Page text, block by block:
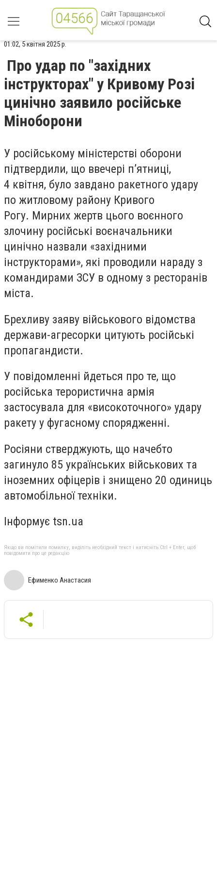
01:02, 5 квітня 2025 р.
Про удар по "західних
інструкторах" у Кривому Розі
цинічно заявило російське
Міноборони
У російському міністерстві оборони
підтвердили, що ввечері п’ятниці,
4 квітня, було завдано ракетного удару
по житловому району Кривого
Рогу. Мирних жертв цього воєнного
злочину російські воєначальники
цинічно назвали «західними
інструкторами», які проводили нараду з
командирами ЗСУ в одному з ресторанів
міста.
Брехливу заяву військового відомства
держави-агресорки цитують російські
пропагандисти.
У повідомленні йдеться про те, що
російська терористична армія
застосувала для «високоточного» удару
ракету у фугасному спорядженні.
Росіяни стверджують, що начебто
загинуло 85 українських військових та
іноземних офіцерів і знищено 20 одиниць
автомобільної техніки.
Інформує tsn.ua
Якщо ви помітили помилку, виділіть необхідний текст і натисніть Ctrl + Enter, щоб
повідомити про це редакцію
Ефименко Анастасия